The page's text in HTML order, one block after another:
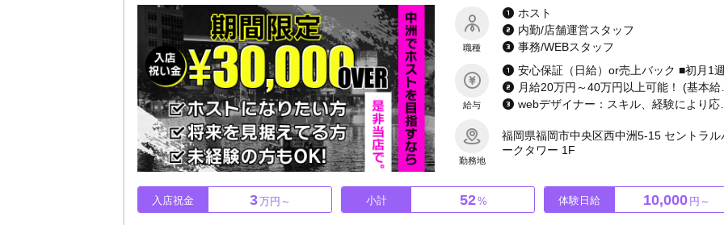
職種
ホスト
内勤/店舗運営スタッフ
事務/WEBスタッフ
給与
勤務地
福岡県福岡市中央区西中洲5-15 セントラル
ークタワー 1F
入店祝金 3万円～ 小計 52% 体験日給 10,000 円～